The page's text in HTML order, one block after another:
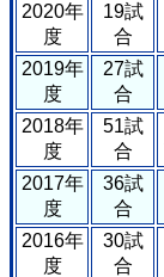
2020年
度
19試
合
2019年
度
27試
合
2018年
度
51試
合
2017年
度
36試
合
2016年
度
30試
合